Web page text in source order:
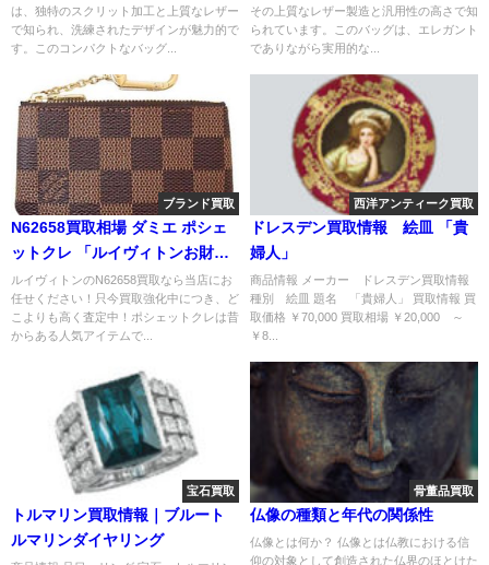
は、独特のスクリット加工と上質なレザー
で知られ、洗練されたデザインが魅力的で
す。このコンパクトなバッグ...
その上質なレザー製造と汎用性の高さで知
られています。このバッグは、エレガント
でありながら実用的な...
ブランド買取
N62658買取相場 ダミエ ポシェ
ットクレ 「ルイヴィトンお財布
買取価格」
ルイヴィトンのN62658買取なら当店にお
任せください！只今買取強化中につき、ど
こよりも高く査定中！ポシェットクレは昔
からある人気アイテムで...
西洋アンティーク買取
ドレスデン買取情報 絵皿 「貴
婦人」
商品情報 メーカー ドレスデン買取情報
種別 絵皿 題名 「貴婦人」 買取情報 買
取価格 ￥70,000 買取相場 ￥20,000 ～
￥8...
宝石買取
トルマリン買取情報｜ブルート
ルマリンダイヤリング
骨董品買取
仏像の種類と年代の関係性
仏像とは何か？ 仏像とは仏教における信
仰の対象として創造された仏界のほとけた